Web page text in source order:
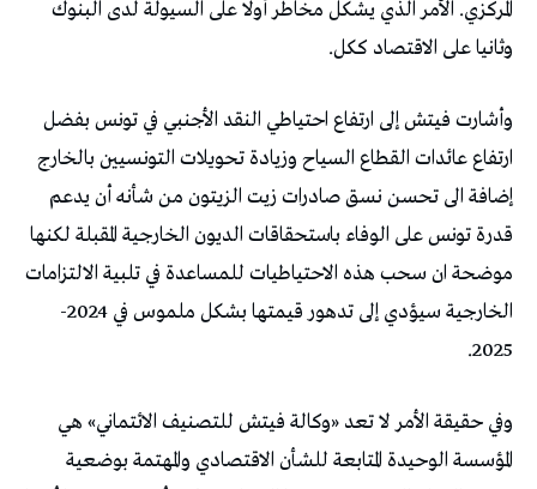
المركزي. الأمر الذي يشكل مخاطر أولا على السيولة لدى البنوك
وثانيا على الاقتصاد ككل.
وأشارت فيتش إلى ارتفاع احتياطي النقد الأجنبي في تونس بفضل
ارتفاع عائدات القطاع السياح وزيادة تحويلات التونسيين بالخارج
إضافة الى تحسن نسق صادرات زيت الزيتون من شأنه أن يدعم
قدرة تونس على الوفاء باستحقاقات الديون الخارجية المقبلة لكنها
موضحة ان سحب هذه الاحتياطيات للمساعدة في تلبية الالتزامات
الخارجية سيؤدي إلى تدهور قيمتها بشكل ملموس في 2024-
2025.
وفي حقيقة الأمر لا تعد «وكالة فيتش للتصنيف الائتماني» هي
المؤسسة الوحيدة المتابعة للشأن الاقتصادي والمهتمة بوضعية